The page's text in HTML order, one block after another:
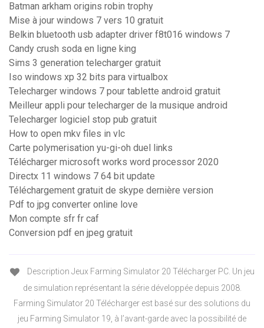
Batman arkham origins robin trophy
Mise à jour windows 7 vers 10 gratuit
Belkin bluetooth usb adapter driver f8t016 windows 7
Candy crush soda en ligne king
Sims 3 generation telecharger gratuit
Iso windows xp 32 bits para virtualbox
Telecharger windows 7 pour tablette android gratuit
Meilleur appli pour telecharger de la musique android
Telecharger logiciel stop pub gratuit
How to open mkv files in vlc
Carte polymerisation yu-gi-oh duel links
Télécharger microsoft works word processor 2020
Directx 11 windows 7 64 bit update
Téléchargement gratuit de skype dernière version
Pdf to jpg converter online love
Mon compte sfr fr caf
Conversion pdf en jpeg gratuit
Description Jeux Farming Simulator 20 Télécharger PC. Un jeu
de simulation représentant la série développée depuis 2008.
Farming Simulator 20 Télécharger est basé sur des solutions du
jeu Farming Simulator 19, à l’avant-garde avec la possibilité de